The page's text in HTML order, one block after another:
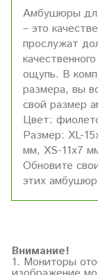
Амбушюры
– это
прослужат
ощупь. В
размера, вы
свой размер
Цвет:
Размер: XL-
мм, XS-11x7
Обновите
этих
Внимание!
1. Мониторы